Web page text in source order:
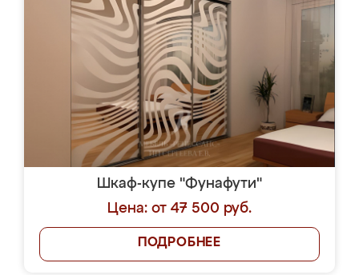
Шкаф-купе "Фунафути"
Цена: от 47 500 руб.
ПОДРОБНЕЕ